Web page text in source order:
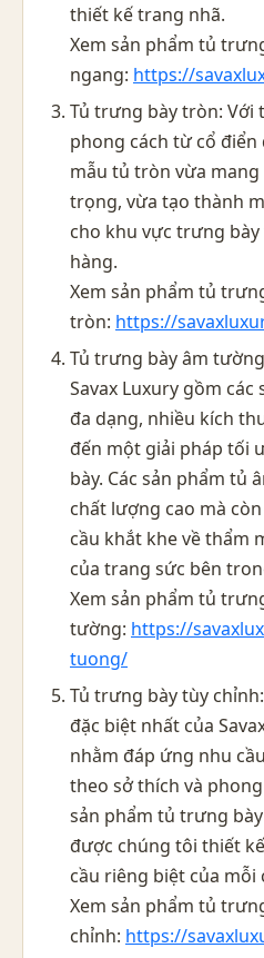
thiết kế trang nhã.
Xem sản phẩm tủ
ngang: https://
Tủ trưng bày tròn: Với
phong cách từ cổ
mẫu tủ tròn vừa
trọng, vừa tạo thành
cho khu vực trưng
hàng.
Xem sản phẩm tủ
tròn: https://
Tủ trưng bày âm
Savax Luxury gồm
đa dạng, nhiều kích
đến một giải pháp tối
bày. Các sản phẩm tủ
chất lượng cao mà
cầu khắt khe về thẩm
của trang sức bên
Xem sản phẩm tủ
tường: https://
tuong/
Tủ trưng bày tùy
đặc biệt nhất của
nhằm đáp ứng nhu
theo sở thích và
sản phẩm tủ trưng
được chúng tôi thiết
cầu riêng biệt của mỗi
Xem sản phẩm tủ
chỉnh: https://